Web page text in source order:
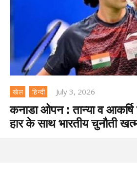
खेल हिन्दी July 3, 2026
कनाडा ओपन : तान्या व आकर्षि
हार के साथ भारतीय चुनौती